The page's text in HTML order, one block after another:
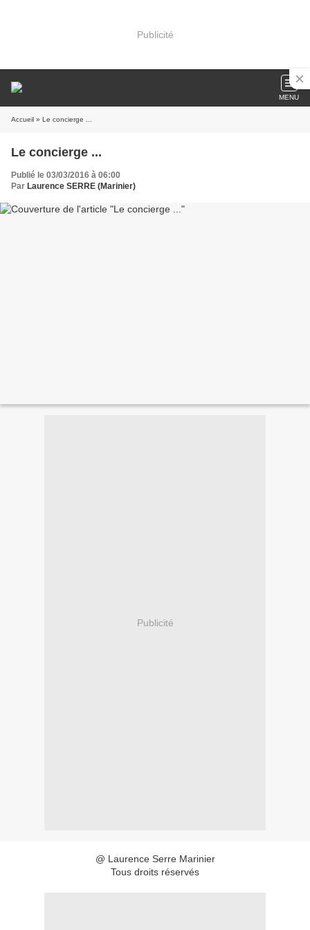
Publicité
MENU
Accueil » Le concierge ...
Le concierge ...
Publié le 03/03/2016 à 06:00
Par Laurence SERRE (Marinier)
Publicité
@ Laurence Serre Marinier
Tous droits réservés